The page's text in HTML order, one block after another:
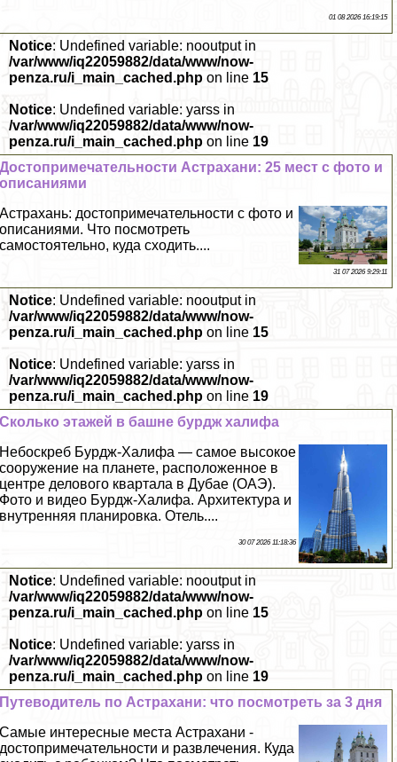
01 08 2026 16:19:15
Notice: Undefined variable: nooutput in
/var/www/iq22059882/data/www/now-
penza.ru/i_main_cached.php on line 15
Notice: Undefined variable: yarss in
/var/www/iq22059882/data/www/now-
penza.ru/i_main_cached.php on line 19
Достопримечательности Астpaxaни: 25 мест с фото и
описаниями
Астpaxaнь: достопримечательности с фото и
описаниями. Что посмотреть
самостоятельно, куда сходить....
31 07 2026 9:29:11
Notice: Undefined variable: nooutput in
/var/www/iq22059882/data/www/now-
penza.ru/i_main_cached.php on line 15
Notice: Undefined variable: yarss in
/var/www/iq22059882/data/www/now-
penza.ru/i_main_cached.php on line 19
Сколько этажей в башне бурдж халифа
Небоскреб Бурдж-Халифа — самое высокое
сооружение на планете, расположенное в
центре делового квартала в Дубае (ОАЭ).
Фото и видео Бурдж-Халифа. Архитектура и
внутренняя планировка. Отель....
30 07 2026 11:18:36
Notice: Undefined variable: nooutput in
/var/www/iq22059882/data/www/now-
penza.ru/i_main_cached.php on line 15
Notice: Undefined variable: yarss in
/var/www/iq22059882/data/www/now-
penza.ru/i_main_cached.php on line 19
Путеводитель по Астpaxaни: что посмотреть за 3 дня
Самые интересные места Астpaxaни -
достопримечательности и развлечения. Куда